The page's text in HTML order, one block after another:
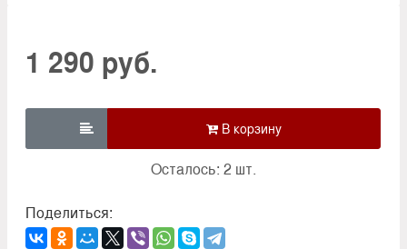
1 290 руб.

Осталось: 2 шт.
Поделиться: